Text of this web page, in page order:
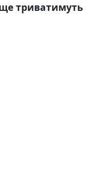
триватимуть